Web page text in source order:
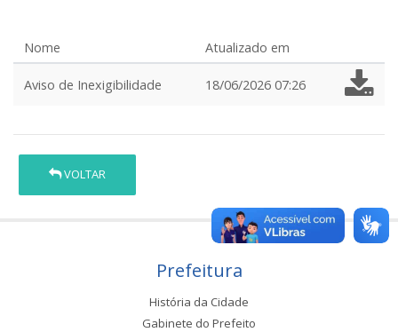
Nome Atualizado em
Aviso de Inexigibilidade 18/06/2026 07:26
VOLTAR
Prefeitura
História da Cidade
Gabinete do Prefeito